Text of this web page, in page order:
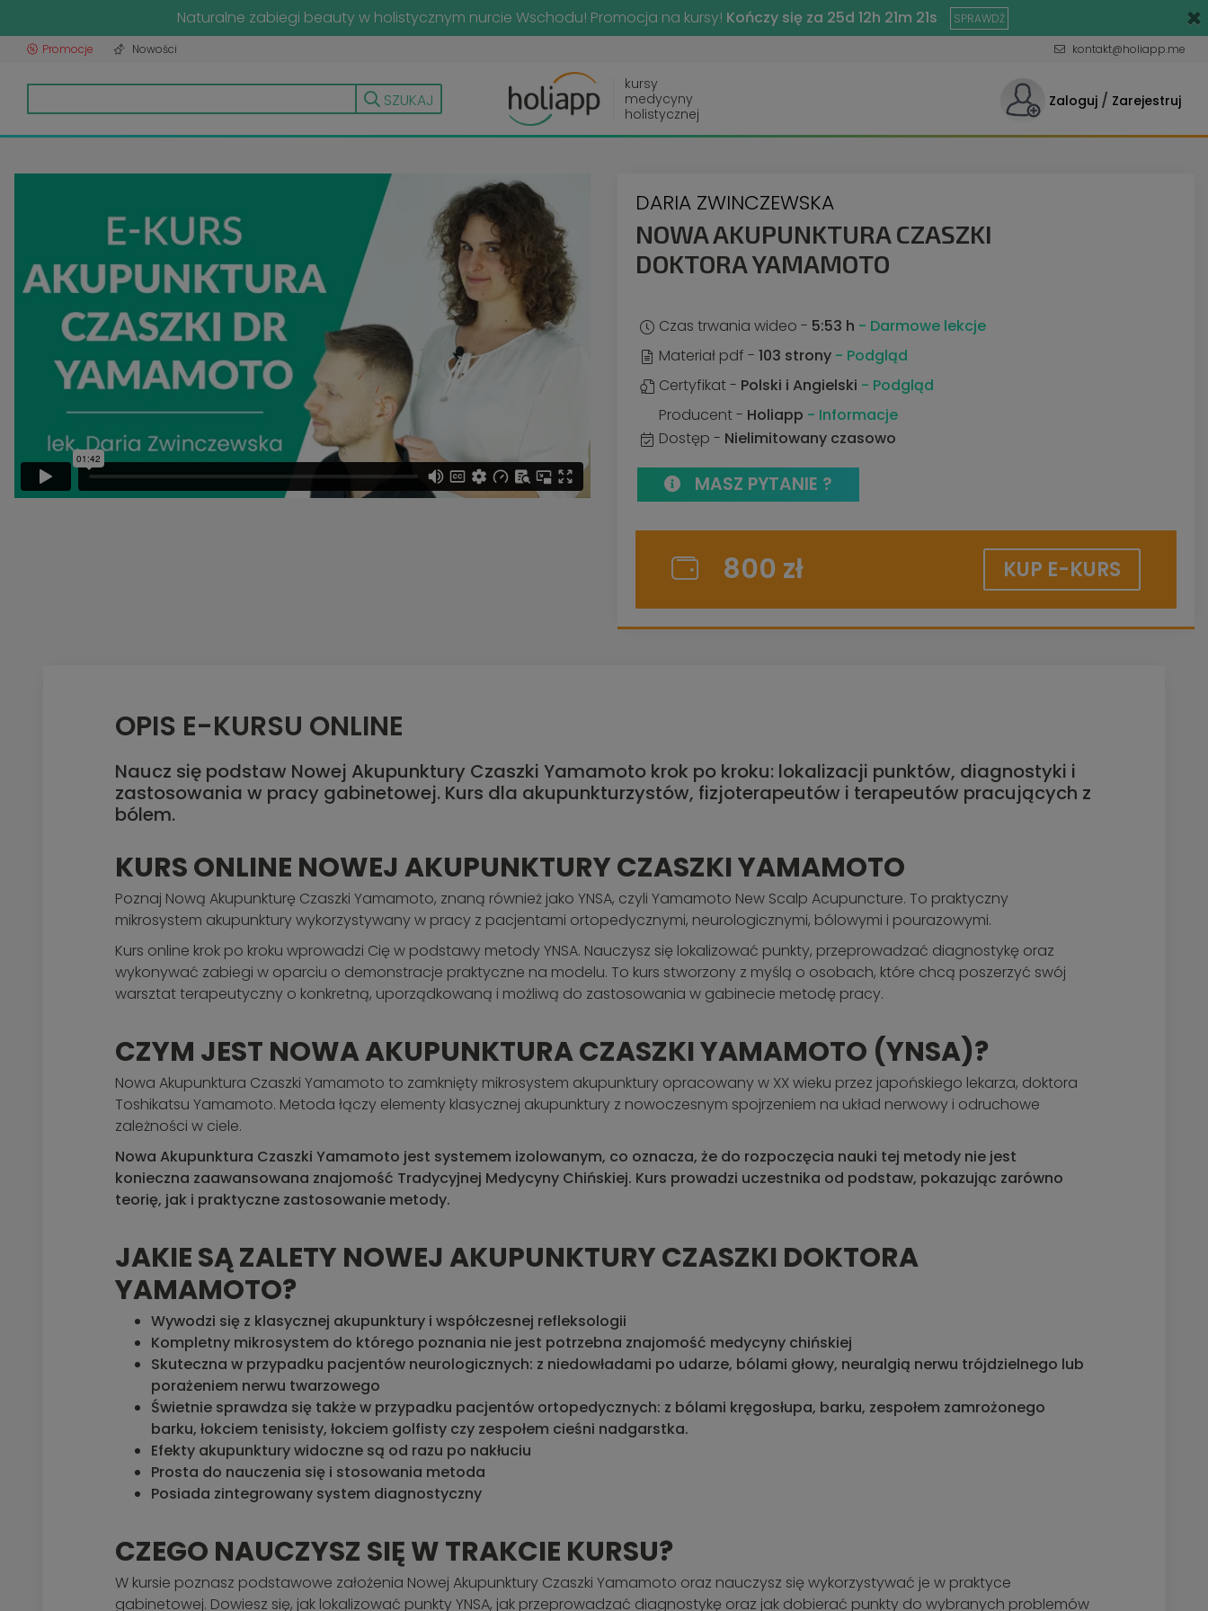
Naturalne zabiegi beauty w holistycznym nurcie Wschodu! Promocja na kursy! Kończy się za 25d 12h 21m 20s SPRAWDŹ ×
Promocje Nowości kontakt@holiapp.me
SZUKAJ
kursy
medycyny
holistycznej
Zaloguj / Zarejestruj
DARIA ZWINCZEWSKA
NOWA AKUPUNKTURA CZASZKI
DOKTORA YAMAMOTO
Czas trwania wideo - 5:53 h - Darmowe lekcje
Materiał pdf - 103 strony - Podgląd
Certyfikat - Polski i Angielski - Podgląd
Producent - Holiapp - Informacje
Dostęp - Nielimitowany czasowo
MASZ PYTANIE ?
800 zł KUP E-KURS
OPIS E-KURSU ONLINE
Naucz się podstaw Nowej Akupunktury Czaszki Yamamoto krok po kroku: lokalizacji punktów, diagnostyki i
zastosowania w pracy gabinetowej. Kurs dla akupunkturzystów, fizjoterapeutów i terapeutów pracujących z
bólem.
KURS ONLINE NOWEJ AKUPUNKTURY CZASZKI YAMAMOTO
Poznaj Nową Akupunkturę Czaszki Yamamoto, znaną również jako YNSA, czyli Yamamoto New Scalp Acupuncture. To praktyczny
mikrosystem akupunktury wykorzystywany w pracy z pacjentami ortopedycznymi, neurologicznymi, bólowymi i pourazowymi.
Kurs online krok po kroku wprowadzi Cię w podstawy metody YNSA. Nauczysz się lokalizować punkty, przeprowadzać diagnostykę oraz
wykonywać zabiegi w oparciu o demonstracje praktyczne na modelu. To kurs stworzony z myślą o osobach, które chcą poszerzyć swój
warsztat terapeutyczny o konkretną, uporządkowaną i możliwą do zastosowania w gabinecie metodę pracy.
CZYM JEST NOWA AKUPUNKTURA CZASZKI YAMAMOTO (YNSA)?
Nowa Akupunktura Czaszki Yamamoto to zamknięty mikrosystem akupunktury opracowany w XX wieku przez japońskiego lekarza, doktora
Toshikatsu Yamamoto. Metoda łączy elementy klasycznej akupunktury z nowoczesnym spojrzeniem na układ nerwowy i odruchowe
zależności w ciele.
Nowa Akupunktura Czaszki Yamamoto jest systemem izolowanym, co oznacza, że do rozpoczęcia nauki tej metody nie jest
konieczna zaawansowana znajomość Tradycyjnej Medycyny Chińskiej. Kurs prowadzi uczestnika od podstaw, pokazując zarówno
teorię, jak i praktyczne zastosowanie metody.
JAKIE SĄ ZALETY NOWEJ AKUPUNKTURY CZASZKI DOKTORA
YAMAMOTO?
Wywodzi się z klasycznej akupunktury i współczesnej refleksologii
Kompletny mikrosystem do którego poznania nie jest potrzebna znajomość medycyny chińskiej
Skuteczna w przypadku pacjentów neurologicznych: z niedowładami po udarze, bólami głowy, neuralgią nerwu trójdzielnego lub
porażeniem nerwu twarzowego
Świetnie sprawdza się także w przypadku pacjentów ortopedycznych: z bólami kręgosłupa, barku, zespołem zamrożonego
barku, łokciem tenisisty, łokciem golfisty czy zespołem cieśni nadgarstka.
Efekty akupunktury widoczne są od razu po nakłuciu
Prosta do nauczenia się i stosowania metoda
Posiada zintegrowany system diagnostyczny
CZEGO NAUCZYSZ SIĘ W TRAKCIE KURSU?
W kursie poznasz podstawowe założenia Nowej Akupunktury Czaszki Yamamoto oraz nauczysz się wykorzystywać je w praktyce
gabinetowej. Dowiesz się, jak lokalizować punkty YNSA, jak przeprowadzać diagnostykę oraz jak dobierać punkty do wybranych problemów